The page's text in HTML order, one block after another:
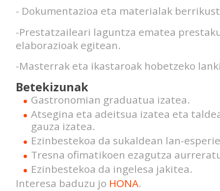
- Dokumentazioa eta materialak
-Prestatzaileari laguntza ematea
elaborazioak egitean.
-Masterrak eta ikastaroak hobetzeko
Betekizunak
Gastronomian graduatua izatea.
Atsegina eta adeitsua izatea eta
gauza izatea.
Ezinbestekoa da sukaldean lan-
Tresna ofimatikoen ezagutza
Ezinbestekoa da ingelesa jakitea.
Interesa baduzu jo HONA.